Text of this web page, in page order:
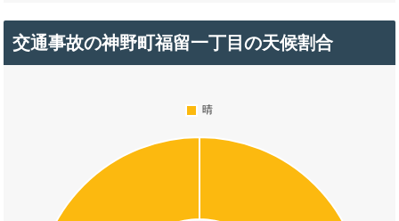
交通事故の神野町福留一丁目の天候割合